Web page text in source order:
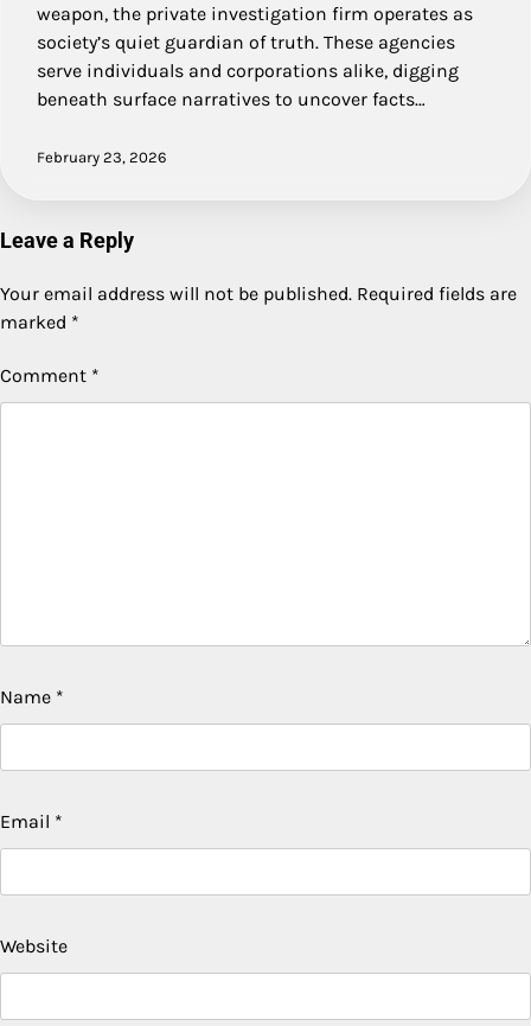
weapon, the private investigation firm operates as
society’s quiet guardian of truth. These agencies
serve individuals and corporations alike, digging
beneath surface narratives to uncover facts…
February 23, 2026
Leave a Reply
Your email address will not be published. Required fields are
marked *
Comment *
Name *
Email *
Website